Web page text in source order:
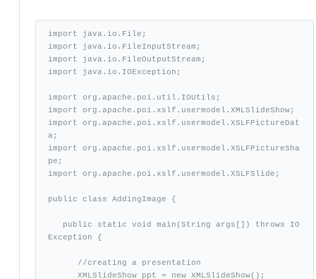
import java.io.File;
import java.io.FileInputStream;
import java.io.FileOutputStream;
import java.io.IOException;
import org.apache.poi.util.IOUtils;
import org.apache.poi.xslf.usermodel.XMLSlideShow;
import org.apache.poi.xslf.usermodel.XSLFPictureDat
a;
import org.apache.poi.xslf.usermodel.XSLFPictureSha
pe;
import org.apache.poi.xslf.usermodel.XSLFSlide;
public class AddingImage {
Exception {